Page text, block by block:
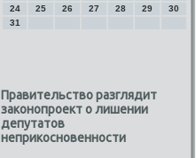
24
25 26 27 28 29
30
31
Правительство разглядит
законопроект о лишении
депутатов
неприкосновенности